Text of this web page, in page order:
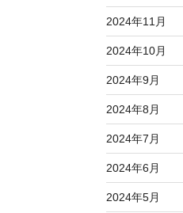
2024年11月
2024年10月
2024年9月
2024年8月
2024年7月
2024年6月
2024年5月